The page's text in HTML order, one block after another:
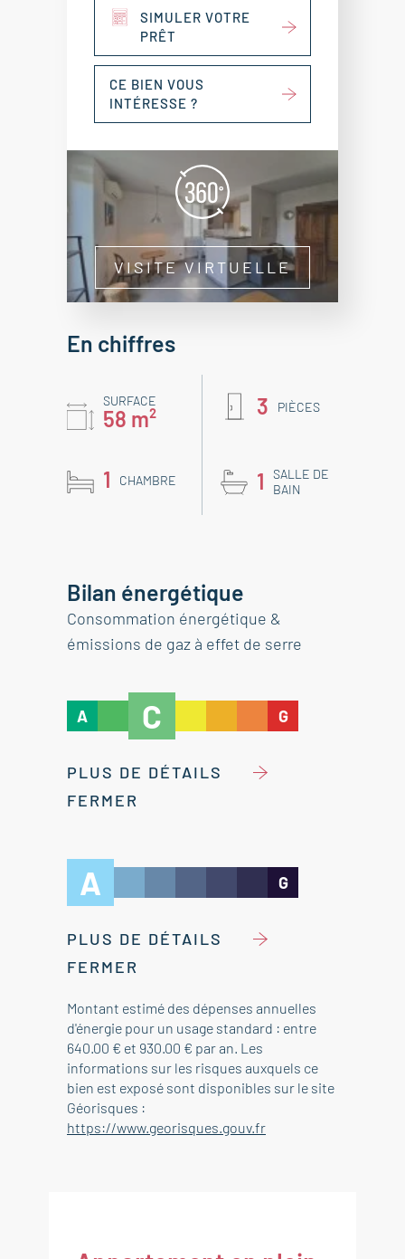
SIMULER VOTRE
PRÊT
CE BIEN VOUS
INTÉRESSE ?
VISITE VIRTUELLE
En chiffres
SURFACE
58 m² 3 PIÈCES
1 CHAMBRE 1
SALLE DE
BAIN
Bilan énergétique
Consommation énergétique &
émissions de gaz à effet de serre
A C G
PLUS DE DÉTAILS
FERMER
A G
PLUS DE DÉTAILS
FERMER
Montant estimé des dépenses annuelles
d'énergie pour un usage standard : entre
640.00 € et 930.00 € par an. Les
informations sur les risques auxquels ce
bien est exposé sont disponibles sur le site
Géorisques :
https://www.georisques.gouv.fr